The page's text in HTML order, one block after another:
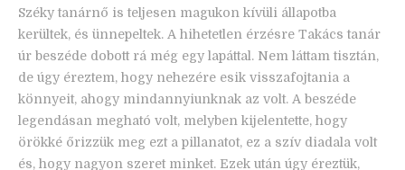
Széky tanárnő is teljesen magukon kívüli állapotba
kerültek, és ünnepeltek. A hihetetlen érzésre Takács tanár
úr beszéde dobott rá még egy lapáttal. Nem láttam tisztán,
de úgy éreztem, hogy nehezére esik visszafojtania a
könnyeit, ahogy mindannyiunknak az volt. A beszéde
legendásan megható volt, melyben kijelentette, hogy
örökké őrizzük meg ezt a pillanatot, ez a szív diadala volt
és, hogy nagyon szeret minket. Ezek után úgy éreztük,